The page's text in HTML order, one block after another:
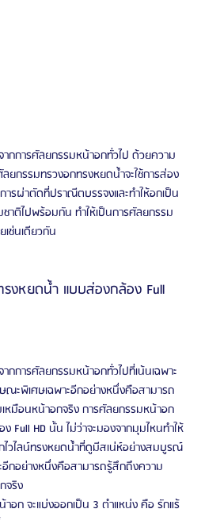
กการศัลยกรรมหน้าอกทั่วไป ด้วยความ
ยกรรมทรวงอกทรงหยดน้ำจะใช้การส่อง
ารผ่าตัดที่ปราณีตบรรจงและทำให้อกเป็น
าติไปพร้อมกัน ทำให้เป็นการศัลยกรรม
ช่นเดียวกัน
งหยดน้ำ แบบส่องกล้อง Full
กการศัลยกรรมหน้าอกทั่วไปที่เน้นเฉพาะ
ณะพิเศษเฉพาะอีกอย่างหนึ่งคือสามารถ
มือนหน้าอกจริง การศัลยกรรมหน้าอก
Full HD นั้น ไม่ว่าจะมองจากมุมไหนทำให้
ไวไลน์ทรงหยดน้ำที่ดูมีสเน่ห์อย่างสมบูรณ์
กอย่างหนึ่งคือสามารถรู้สึกถึงความ
จริง
อก จะแบ่งออกเป็น 3 ตำแหน่ง คือ รักแร้